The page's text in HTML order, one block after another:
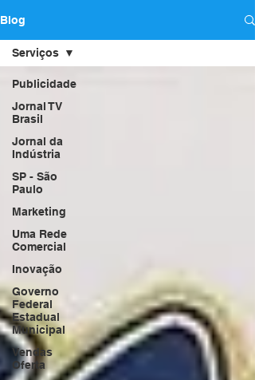
Blog
Publicidade
Jornal TV
Brasil
Jornal da
Indústria
SP - São
Paulo
Marketing
Uma Rede
Comercial
Inovação
Governo
Federal
Estadual
Municipal
Vendas
Oferta
Serviços